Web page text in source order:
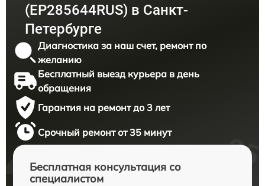
(EP285644RUS) в Санкт-
Петербурге
Диагностика за наш счет, ремонт по
желанию
Бесплатный выезд курьера в день
обращения
Гарантия на ремонт до 3 лет
Срочный ремонт от 35 минут
Бесплатная консультация со
специалистом